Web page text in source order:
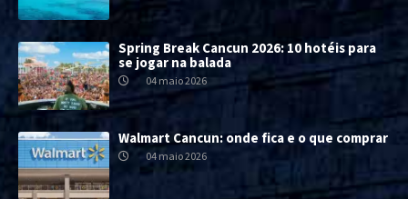
Spring Break Cancun 2026: 10 hotéis para
se jogar na balada
04 maio 2026
Walmart Cancun: onde fica e o que comprar
04 maio 2026